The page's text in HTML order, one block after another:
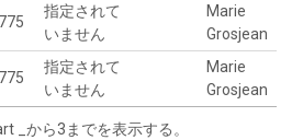
775
指定されて
いません
Marie
Grosjean
775
指定されて
いません
Marie
Grosjean
_から3までを表示する。